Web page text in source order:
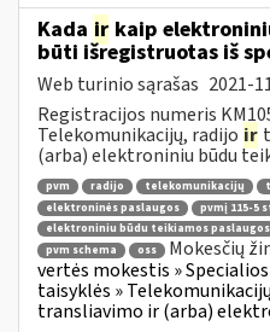
Kada ir kaip
būti išregistruotas iš
Web turinio sąrašas 2021-
Registracijos numeris
Telekomunikacijų, radijo ir
(arba) elektroniniu būdu
pvm radijo telekomunikacijų
elektroninės paslaugos
pvmį 115-5
elektroniniu būdu teikiamos paslaugos
pvm schema
oss Mokesčių
vertės mokestis »
taisyklės »
transliavimo ir (arba)